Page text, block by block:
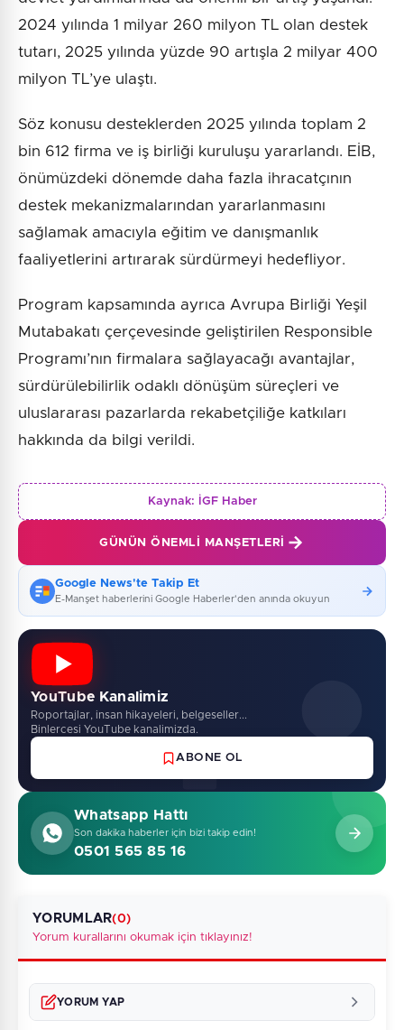
2024 yılında 1 milyar 260 milyon TL olan destek
tutarı, 2025 yılında yüzde 90 artışla 2 milyar 400
milyon TL’ye ulaştı.
Söz konusu desteklerden 2025 yılında toplam 2
bin 612 firma ve iş birliği kuruluşu yararlandı. EİB,
önümüzdeki dönemde daha fazla ihracatçının
destek mekanizmalarından yararlanmasını
sağlamak amacıyla eğitim ve danışmanlık
faaliyetlerini artırarak sürdürmeyi hedefliyor.
Program kapsamında ayrıca Avrupa Birliği Yeşil
Mutabakatı çerçevesinde geliştirilen Responsible
Programı’nın firmalara sağlayacağı avantajlar,
sürdürülebilirlik odaklı dönüşüm süreçleri ve
uluslararası pazarlarda rekabetçiliğe katkıları
hakkında da bilgi verildi.
Kaynak: İGF Haber
GÜNÜN ÖNEMLI MANŞETLERI
Google News'te Takip Et
E-Manşet haberlerini Google Haberler'den anında okuyun
YouTube Kanalimiz
Roportajlar, insan hikayeleri, belgeseller...
Binlercesi YouTube kanalimizda.
ABONE OL
Whatsapp Hattı
Son dakika haberler için bizi takip edin!
0501 565 85 16
YORUMLAR(0)
Yorum kurallarını okumak için tıklayınız!
YORUM YAP